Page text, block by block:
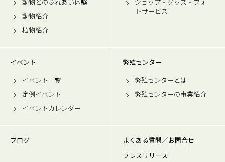
動物紹介
植物紹介
トサービス
イベント
イベント一覧
定例イベント
イベントカレンダー
繁殖センター
繁殖センターとは
繁殖センターの事業紹介
ブログ
よくある質問／お問合せ
プレスリリース